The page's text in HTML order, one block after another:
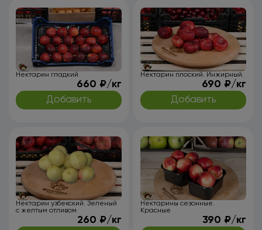
Нектарин гладкий
660 ₽/кг
Добавить
Нектарин плоский. Инжирный.
690 ₽/кг
Добавить
Нектарин узбекский. Зеленый
с желтым отливом
260 ₽/кг
Нектарины сезонные.
Красные
390 ₽/кг